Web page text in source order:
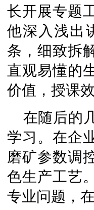
长开展专题
他深入浅出
条，细致拆
直观易懂的
价值，授课
在随后的
学习。在企
磨矿参数调
色生产工艺
专业问题，